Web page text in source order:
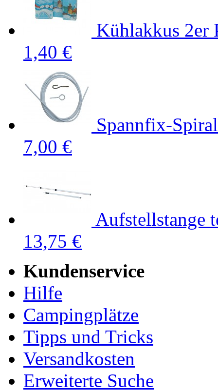
Kühlakkus 2er
1,40 €
Spannfix-
7,00 €
Aufstellstange
13,75 €
Kundenservice
Hilfe
Campingplätze
Tipps und Tricks
Versandkosten
Erweiterte Suche